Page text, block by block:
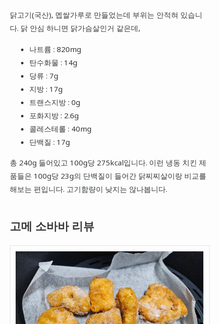
닭고기(국산), 멥쌀가루로 만들었는데 부위는 안적혀 있습니
다. 닭 안심 하니면 닭가슴살인거 같은데,
나트륨 : 820mg
탄수화물 : 14g
당류 : 7g
지방 : 17g
트랜스지방 : 0g
포화지방 : 2.6g
콜레스테롤 : 40mg
단백질 : 17g
총 240g 들어있고 100g당 275kcal입니다. 이런 냉동 치킨 제
품들은 100g당 23g의 단백질이 들어간 닭찌찌살이랑 비교를
해보는 편입니다. 고기함량이 낮지는 않나봅니다.
고메 소바바 리뷰